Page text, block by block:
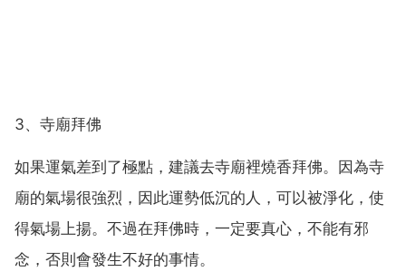
3、寺廟拜佛
如果運氣差到了極點，建議去寺廟裡燒香拜佛。因為寺
廟的氣場很強烈，因此運勢低沉的人，可以被淨化，使
得氣場上揚。不過在拜佛時，一定要真心，不能有邪
念，否則會發生不好的事情。